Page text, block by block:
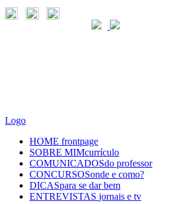
Logo
HOME frontpage
SOBRE MIMcurrículo
COMUNICADOSdo professor
CONCURSOSonde e como?
DICASpara se dar bem
ENTREVISTAS jornais e tv